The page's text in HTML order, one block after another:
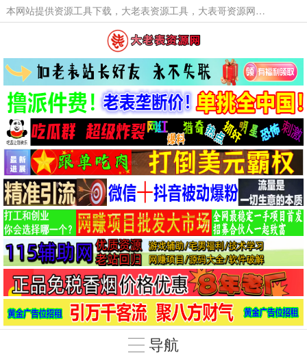
本网站提供资源工具下载，大老表资源工具，大表哥资源网软件工具，大老表资源下载，活动线报福利资源分享,活动线报，大型网游经典游戏，网络热门技术游戏辅助交流与分享。
导航